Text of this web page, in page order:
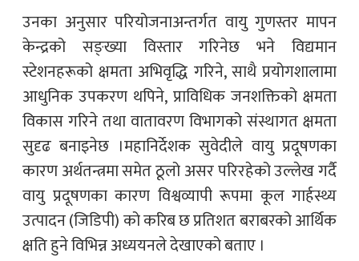
उनका अनुसार परियोजनाअन्तर्गत वायु गुणस्तर मापन
केन्द्रको सङ्ख्या विस्तार गरिनेछ भने विद्यमान
स्टेशनहरूको क्षमता अभिवृद्धि गरिने, साथै प्रयोगशालामा
आधुनिक उपकरण थपिने, प्राविधिक जनशक्तिको क्षमता
विकास गरिने तथा वातावरण विभागको संस्थागत क्षमता
सुदृढ बनाइनेछ ।महानिर्देशक सुवेदीले वायु प्रदूषणका
कारण अर्थतन्त्रमा समेत ठूलो असर परिरहेको उल्लेख गर्दै
वायु प्रदूषणका कारण विश्वव्यापी रूपमा कूल गार्हस्थ्य
उत्पादन (जिडिपी) को करिब छ प्रतिशत बराबरको आर्थिक
क्षति हुने विभिन्न अध्ययनले देखाएको बताए ।